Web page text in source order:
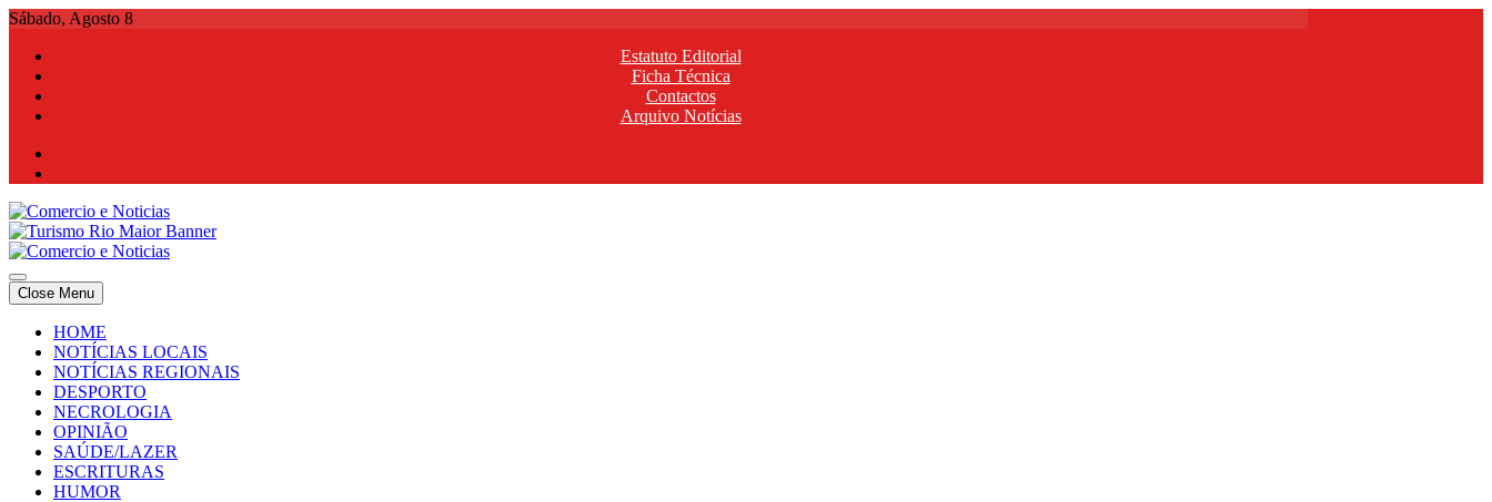
Skip
content
Sábado, Agosto 8
Estatuto Editorial
Ficha Técnica
Contactos
Arquivo Notícias
Comercio e Noticias
Notícias e Publicidade Online
Comercio e Noticias
Notícias e Publicidade Online
Close Menu
HOME
NOTÍCIAS LOCAIS
NOTÍCIAS REGIONAIS
DESPORTO
NECROLOGIA
OPINIÃO
SAÚDE/LAZER
ESCRITURAS
HUMOR